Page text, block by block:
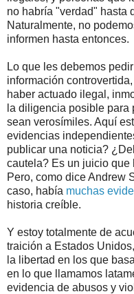
no habría "verdad" hasta
Naturalmente, no
informen hasta entonces.
Lo que les debemos
información
haber actuado ilegal,
la diligencia posible
sean verosímiles. Aquí
evidencias
publicar una noticia?
cautela? Es un juicio que
Pero, como dice Andrew
caso, había muchas
historia creíble.
Y estoy totalmente de
traición a Estados
la libertad en los que
en lo que llamamos
evidencia de abusos y